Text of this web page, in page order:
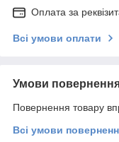
Оплата за
Всі умови оплати
Умови
Повернення товару
Всі умови